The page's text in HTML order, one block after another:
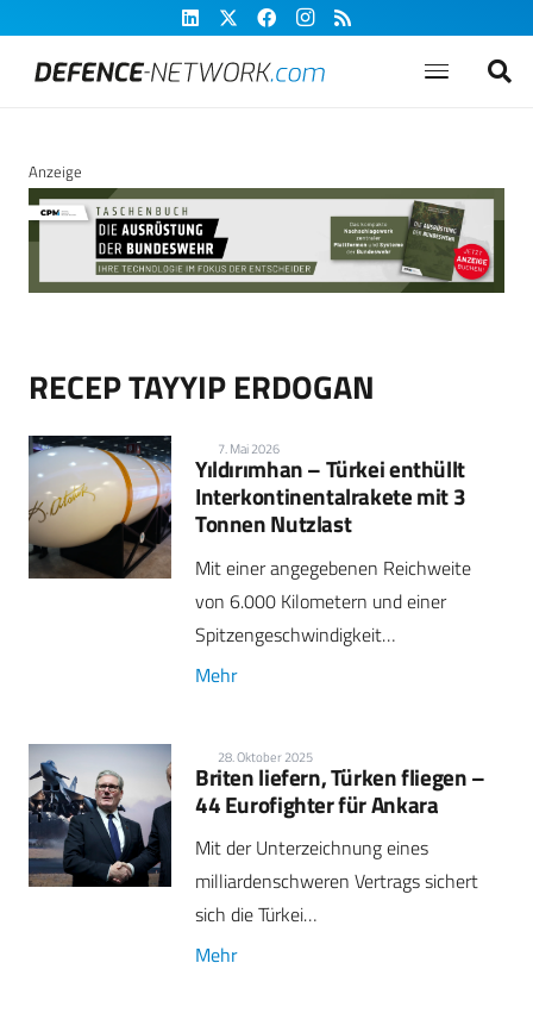
Anzeige
RECEP TAYYIP ERDOGAN
7. Mai 2026
Yıldırımhan – Türkei enthüllt
Interkontinentalrakete mit 3
Tonnen Nutzlast
Mit einer angegebenen Reichweite
von 6.000 Kilometern und einer
Spitzengeschwindigkeit…
Mehr
28. Oktober 2025
Briten liefern, Türken fliegen –
44 Eurofighter für Ankara
Mit der Unterzeichnung eines
milliardenschweren Vertrags sichert
sich die Türkei…
Mehr